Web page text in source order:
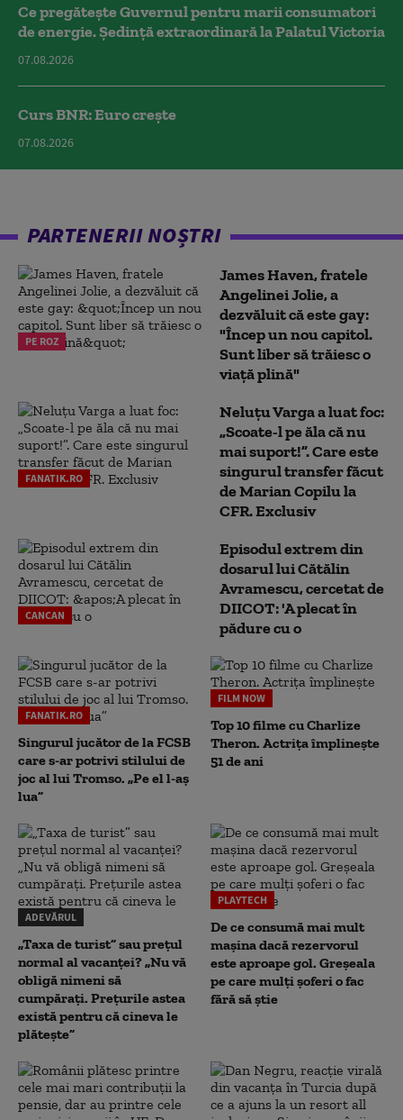
Ce pregătește Guvernul pentru marii consumatori
de energie. Ședință extraordinară la Palatul Victoria
07.08.2026
Curs BNR: Euro crește
07.08.2026
PARTENERII NOȘTRI
PE ROZ
James Haven, fratele
Angelinei Jolie, a
dezvăluit că este gay:
"Încep un nou capitol.
Sunt liber să trăiesc o
viață plină"
FANATIK.RO
Neluțu Varga a luat foc:
„Scoate-l pe ăla că nu
mai suport!”. Care este
singurul transfer făcut
de Marian Copilu la
CFR. Exclusiv
CANCAN
Episodul extrem din
dosarul lui Cătălin
Avramescu, cercetat de
DIICOT: 'A plecat în
pădure cu o
FANATIK.RO
Singurul jucător de la FCSB
care s-ar potrivi stilului de
joc al lui Tromso. „Pe el l-aș
lua”
FILM NOW
Top 10 filme cu Charlize
Theron. Actrița împlinește
51 de ani
ADEVĂRUL
„Taxa de turist” sau prețul
normal al vacanței? „Nu vă
obligă nimeni să
cumpărați. Prețurile astea
există pentru că cineva le
plătește”
PLAYTECH
De ce consumă mai mult
mașina dacă rezervorul
este aproape gol. Greșeala
pe care mulți șoferi o fac
fără să știe